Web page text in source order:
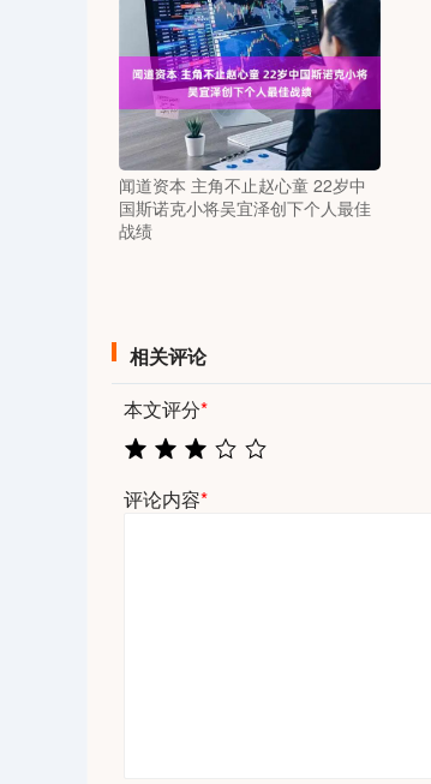
闻道资本 主角不止赵心童 22岁中
国斯诺克小将吴宜泽创下个人最佳
战绩
相关评论
本文评分*
评论内容*